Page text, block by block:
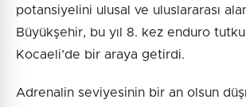
potansiyelini ulusal ve uluslararası
Büyükşehir, bu yıl 8. kez enduro
Kocaeli’de bir araya getirdi.
Adrenalin seviyesinin bir an olsun